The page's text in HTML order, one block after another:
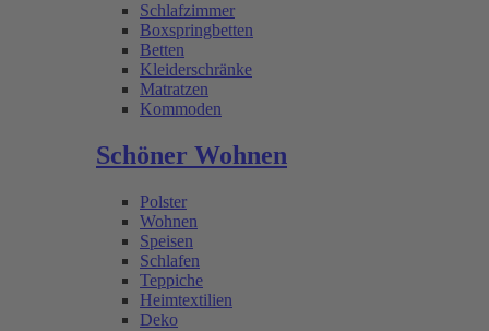
Schlafzimmer
Boxspringbetten
Betten
Kleiderschränke
Matratzen
Kommoden
Schöner Wohnen
Polster
Wohnen
Speisen
Schlafen
Teppiche
Heimtextilien
Deko